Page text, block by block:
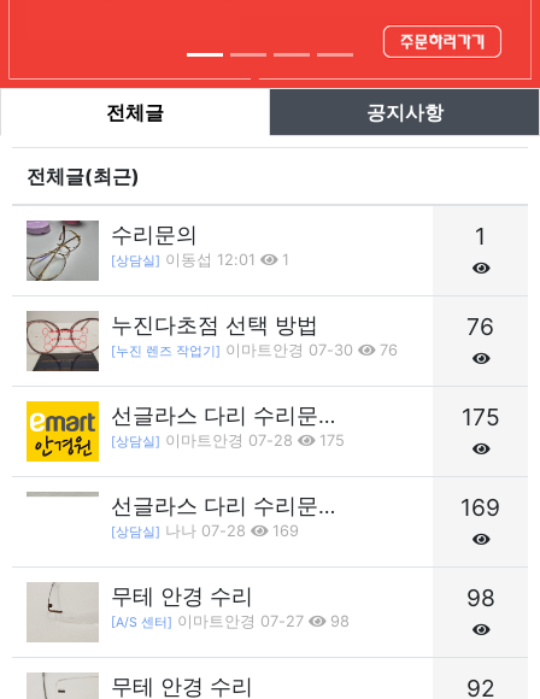
전체글 공지사항
전체글(최근)
수리문의
[상담실] 이동섭 12:01 1
1
누진다초점 선택 방법
[누진 렌즈 작업기] 이마트안경 07-30 76
76
선글라스 다리 수리문…
[상담실] 이마트안경 07-28 175
175
선글라스 다리 수리문…
[상담실] 나나 07-28 169
169
무테 안경 수리
[A/S 센터] 이마트안경 07-27 98
98
무테 안경 수리 92